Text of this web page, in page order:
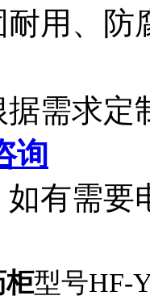
用、
需求定
询
有需要
柜型号HF-